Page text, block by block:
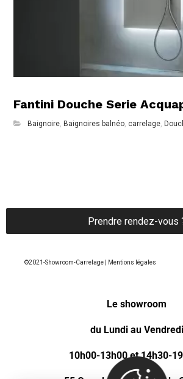
Fantini Douche Serie
Baignoire, Baignoires balnéo, carrelage,
Prendre rendez-vous
©2021-Showroom-Carrelage | Mentions légales
Le showroom
du Lundi au Vendredi
10h00-13h00 et 14h30-